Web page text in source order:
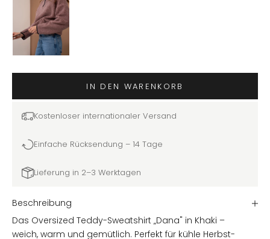
IN DEN WARENKORB
Kostenloser internationaler Versand
Einfache Rücksendung – 14 Tage
Lieferung in 2–3 Werktagen
Beschreibung
Das Oversized Teddy-Sweatshirt „Dana" in Khaki –
weich, warm und gemütlich. Perfekt für kühle Herbst-